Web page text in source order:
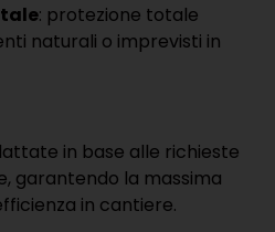
: protezione totale
naturali o imprevisti in
in base alle richieste
garantendo la massima
in cantiere.